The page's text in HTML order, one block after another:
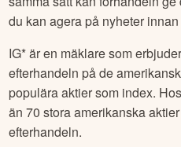
du kan agera på nyheter
IG* är en mäklare som
efterhandeln på de
populära aktier som index.
än 70 stora amerikanska
efterhandeln.